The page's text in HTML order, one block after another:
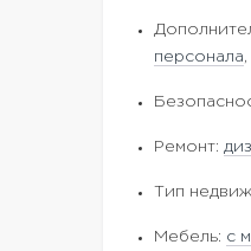
персонала
Ремонт:
Тип
Мебель: с